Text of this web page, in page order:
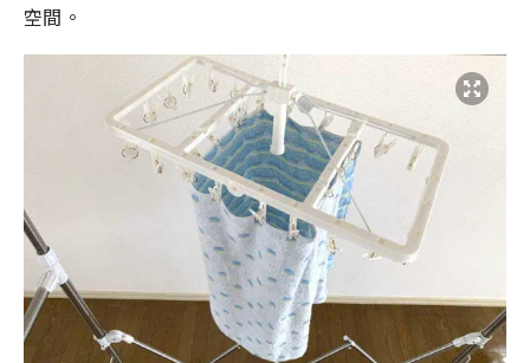
空間。